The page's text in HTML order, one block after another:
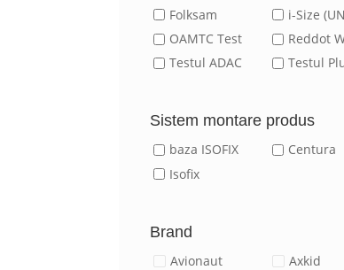
Folksam
i-Size
OAMTC Test
Reddot
Testul ADAC
Testul
Sistem montare produs
baza ISOFIX
Centura
Isofix
Brand
Avionaut
Axkid